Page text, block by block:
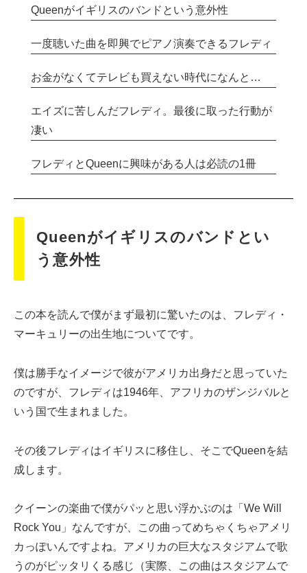
Queenがイギリスのバンドという意外性
一度聴いた曲を即興でピアノ演奏できるフレディ
お金がなくてテレビも買えない時代になんと…
エイズに苦しんだフレディ。最後に取った行動が
凄い
フレディとQueenに興味がある人は必読の1冊
Queenがイギリスのバンドとい
う意外性
この本を読んで僕がまず最初に驚いたのは、フレディ・
マーキュリーの出生地についてです。
僕は勝手なイメージで彼がアメリカ出身だと思っていた
のですが、フレディは1946年、アフリカのザンジバルと
いう国で生まれました。
その後フレディはイギリスに移住し、そこでQueenを結
成します。
クイーンの楽曲で僕がパッと思い浮かぶのは「We Will
Rock You」なんですが、この曲ってめちゃくちゃアメリ
カっぽいんですよね。アメリカの巨大なスタジアムで歌
うのがピッタリくる感じ（実際、この曲はスタジアムで